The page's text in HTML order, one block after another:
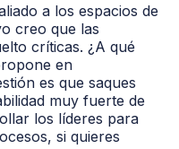
a los espacios de
creo que las
críticas. ¿A qué
en
es que saques
muy fuerte de
los líderes para
si quieres